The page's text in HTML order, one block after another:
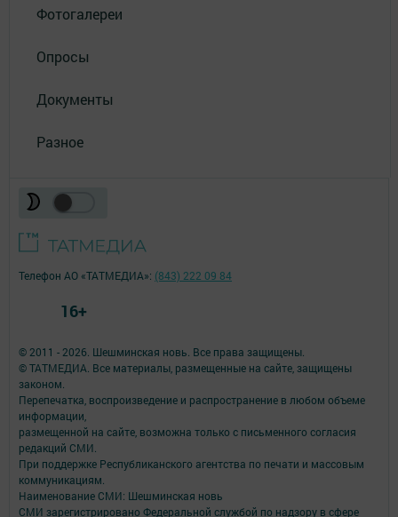
Фотогалереи
Опросы
Документы
Разное
© 2011 - 2026. Шешминская новь. Все права защищены.
© ТАТМЕДИА. Все материалы, размещенные на сайте, защищены
законом.
Перепечатка, воспроизведение и распространение в любом объеме
информации,
размещенной на сайте, возможна только с письменного согласия
редакций СМИ.
При поддержке Республиканского агентства по печати и массовым
коммуникациям.
Наименование СМИ: Шешминская новь
СМИ зарегистрировано Федеральной службой по надзору в сфере
Телефон АО «ТАТМЕДИА»: (843) 222 09 84
16+